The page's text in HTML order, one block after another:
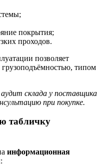
покрытия;
проходов.
позволяет
типом
склада у поставщика
при покупке.
табличку
информационная